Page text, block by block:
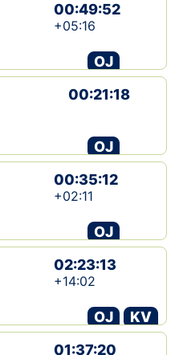
00:49:52
+05:16
OJ
00:21:18
OJ
00:35:12
+02:11
OJ
02:23:13
+14:02
OJ
KV
01:37:20